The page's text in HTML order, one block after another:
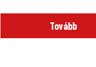
Tovább